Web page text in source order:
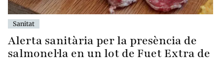
Sanitat
Alerta sanitària per la presència de
salmonel·la en un lot de Fuet Extra de